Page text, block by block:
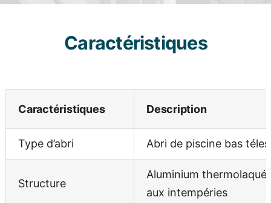
Caractéristiques
Caractéristiques Description
Type d’abri Abri de piscine bas
Structure
Aluminium
aux intempéries